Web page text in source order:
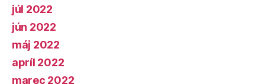
júl 2022
jún 2022
máj 2022
apríl 2022
marec 2022